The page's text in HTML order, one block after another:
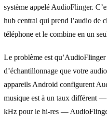
système appelé AudioFlinger.
hub central qui prend l’audio de
téléphone et le combine en un
Le problème est
d’échantillonnage que votre
appareils Android configurent
musique est à un taux différent
kHz pour le hi-res —